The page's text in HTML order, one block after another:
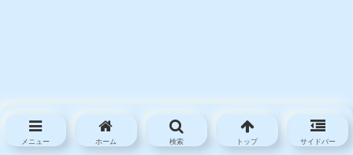
メニュー ホーム 検索 トップ サイドバー